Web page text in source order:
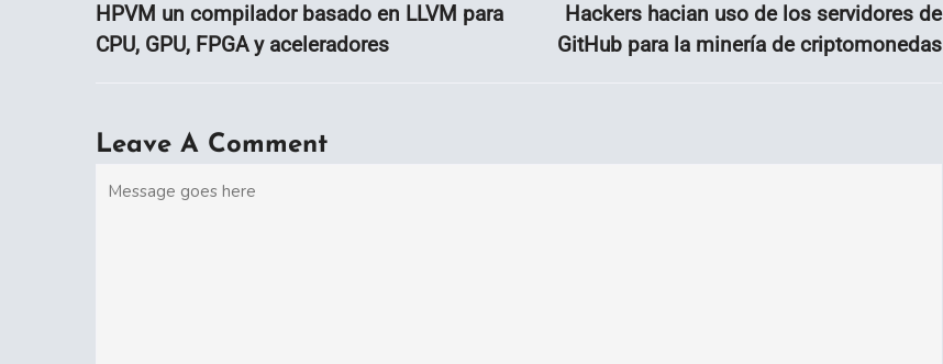
HPVM un compilador basado en LLVM para
CPU, GPU, FPGA y aceleradores
Hackers hacian uso de los servidores de
GitHub para la minería de criptomonedas
Leave A Comment